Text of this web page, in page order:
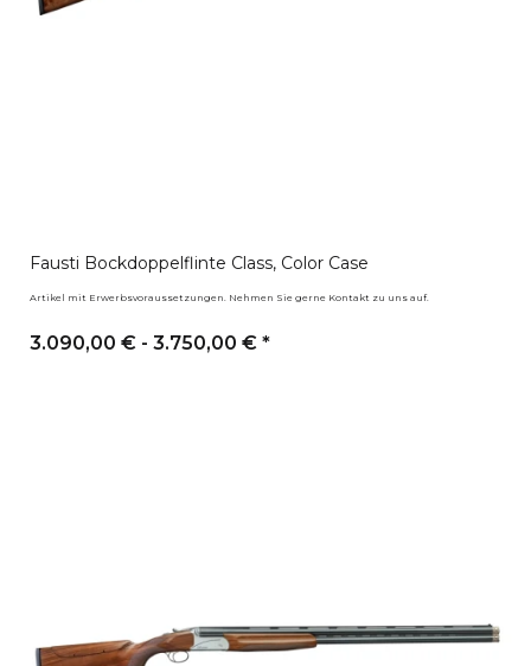
Fausti Bockdoppelflinte Class, Color Case
Artikel mit Erwerbsvoraussetzungen. Nehmen Sie gerne Kontakt zu uns auf.
3.090,00 € - 3.750,00 € *